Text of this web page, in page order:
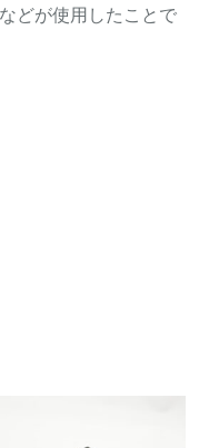
どが使用したことで